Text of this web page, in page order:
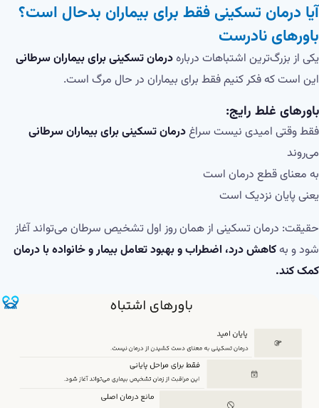
آیا درمان تسکینی فقط برای بیماران بدحال است؟
باورهای نادرست
یکی از بزرگ‌ترین اشتباهات دربارهدرمان تسکینی برای بیماران سرطانی
این است که فکر کنیم فقط برای بیماران در حال مرگ است.
باورهای غلط رایج:
فقط وقتی امیدی نیست سراغدرمان تسکینی برای بیماران سرطانی
می‌روند
به معنای قطع درمان است
یعنی پایان نزدیک است
حقیقت: درمان تسکینی از همان روز اول تشخیص سرطان می‌تواند آغاز
شود و بهکاهش درد، اضطراب و بهبود تعامل بیمار و خانواده با درمان
کمک کند.